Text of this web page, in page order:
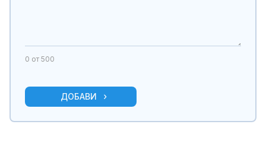
0 от 500
ДОБАВИ